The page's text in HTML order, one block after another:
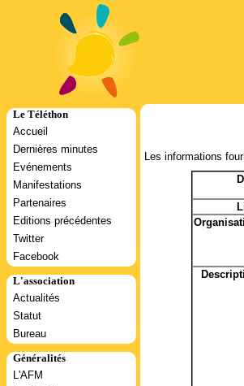
Le Téléthon
Accueil
Dernières minutes
Evénements
Manifestations
Partenaires
Editions précédentes
Twitter
Facebook
L'association
Actualités
Statut
Bureau
Généralités
L'AFM
Les informations